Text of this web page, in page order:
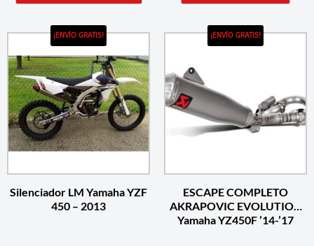
¡ENVÍO GRATIS!
Silenciador LM Yamaha YZF
450 – 2013
¡ENVÍO GRATIS!
ESCAPE COMPLETO
AKRAPOVIC EVOLUTION
Yamaha YZ450F ’14-’17